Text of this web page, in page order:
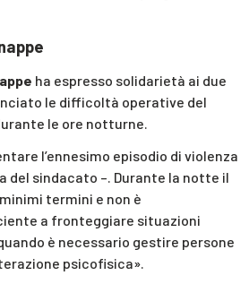
ha espresso solidarietà ai due
le difficoltà operative del
le ore notturne.
l’ennesimo episodio di violenza
del sindacato –. Durante la notte il
termini e non è
a fronteggiare situazioni
è necessario gestire persone
psicofisica».